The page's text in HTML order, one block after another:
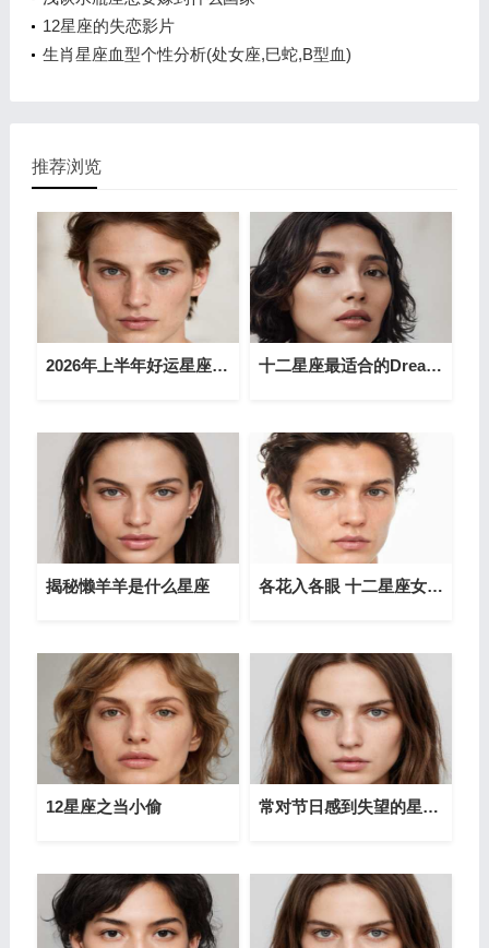
12星座的失恋影片
生肖星座血型个性分析(处女座,巳蛇,B型血)
推荐浏览
2026年上半年好运星座 横财如雨一路发 十二星座最适合的Dream house在哪？
揭秘懒羊羊是什么星座 各花入各眼 十二星座女最喜欢哪种男人
12星座之当小偷 常对节日感到失望的星座女